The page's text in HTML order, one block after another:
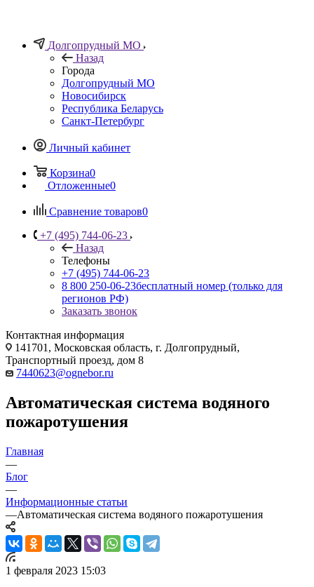
Долгопрудный МО
Назад
Города
Долгопрудный МО
Новосибирск
Республика Беларусь
Санкт-Петербург
Личный кабинет
Корзина0
Отложенные0
Сравнение товаров0
+7 (495) 744-06-23
Назад
Телефоны
+7 (495) 744-06-23
8 800 250-06-23бесплатный номер (только для
регионов РФ)
Заказать звонок
Контактная информация
141701, Московская область, г. Долгопрудный,
Транспортный проезд, дом 8
7440623@ognebor.ru
Автоматическая система водяного
пожаротушения
Главная
—
Блог
—
Информационные статьи
—Автоматическая система водяного пожаротушения
1 февраля 2023 15:03